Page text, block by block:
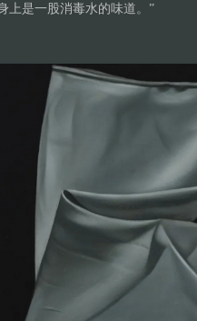
上是一股消毒水的味道。”